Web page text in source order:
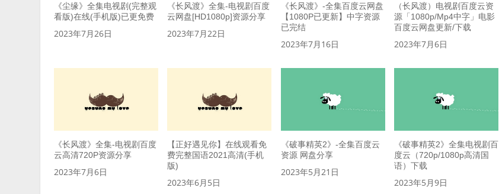
《尘缘》全集电视剧(完整观
看版)在线(手机版)已更免费
2023年7月26日
《长风渡》全集-电视剧百度
云网盘[HD1080p]资源分享
2023年7月22日
《长风渡》-全集百度云网盘
【1080P已更新】中字资源
已完结
2023年7月16日
（长风渡）电视剧百度云资
源「1080p/Mp4中字」电影
百度云网盘更新/下载
2023年7月6日
《长风渡》全集-电视剧百度
云高清720P资源分享
2023年7月6日
【正好遇见你】在线观看免
费完整国语2021高清(手机
版)
2023年6月5日
《破事精英2》-全集百度云
资源 网盘分享
2023年5月21日
《破事精英2》全集电视剧百
度云（720p/1080p高清国
语）下载
2023年5月9日